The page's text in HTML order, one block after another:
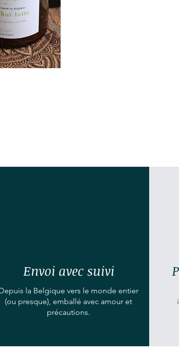
Envoi avec suivi
la Belgique vers le monde entier
(ou presque), emballé avec amour et
précautions.